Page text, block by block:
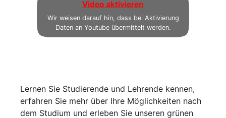
Video aktivieren
Wir weisen darauf hin, dass bei Aktivierung
Daten an Youtube übermittelt werden.
Lernen Sie Studierende und Lehrende kennen,
erfahren Sie mehr über Ihre Möglichkeiten nach
dem Studium und erleben Sie unseren grünen